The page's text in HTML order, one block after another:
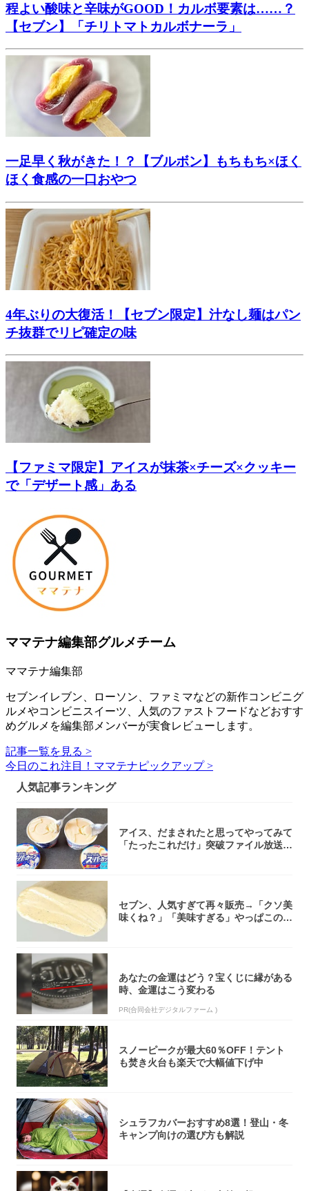
程よい酸味と辛味がGOOD！カルボ要素は……？
【セブン】「チリトマトカルボナーラ」
一足早く秋がきた！？【ブルボン】もちもち×ほく
ほく食感の一口おやつ
4年ぶりの大復活！【セブン限定】汁なし麺はパン
チ抜群でリピ確定の味
【ファミマ限定】アイスが抹茶×チーズ×クッキー
で「デザート感」ある
ママテナ編集部グルメチーム
ママテナ編集部
セブンイレブン、ローソン、ファミマなどの新作コンビニグ
ルメやコンビニスイーツ、人気のファストフードなどおすす
めグルメを編集部メンバーが実食レビューします。
記事一覧を見る >
今日のこれ注目！ママテナピックアップ >
人気記事ランキング
アイス、だまされたと思ってやってみて
「たったこれだけ」突破ファイル放送で
セブン、人気すぎて再々販売→「クソ美
味くね？」「美味すぎる」やっぱこのク
あなたの金運はどう？宝くじに縁がある
時、金運はこう変わる
PR(合同会社デジタルファーム )
スノーピークが最大60％OFF！テント
も焚き火台も楽天で大幅値下げ中
シュラフカバーおすすめ8選！登山・冬
キャンプ向けの選び方も解説